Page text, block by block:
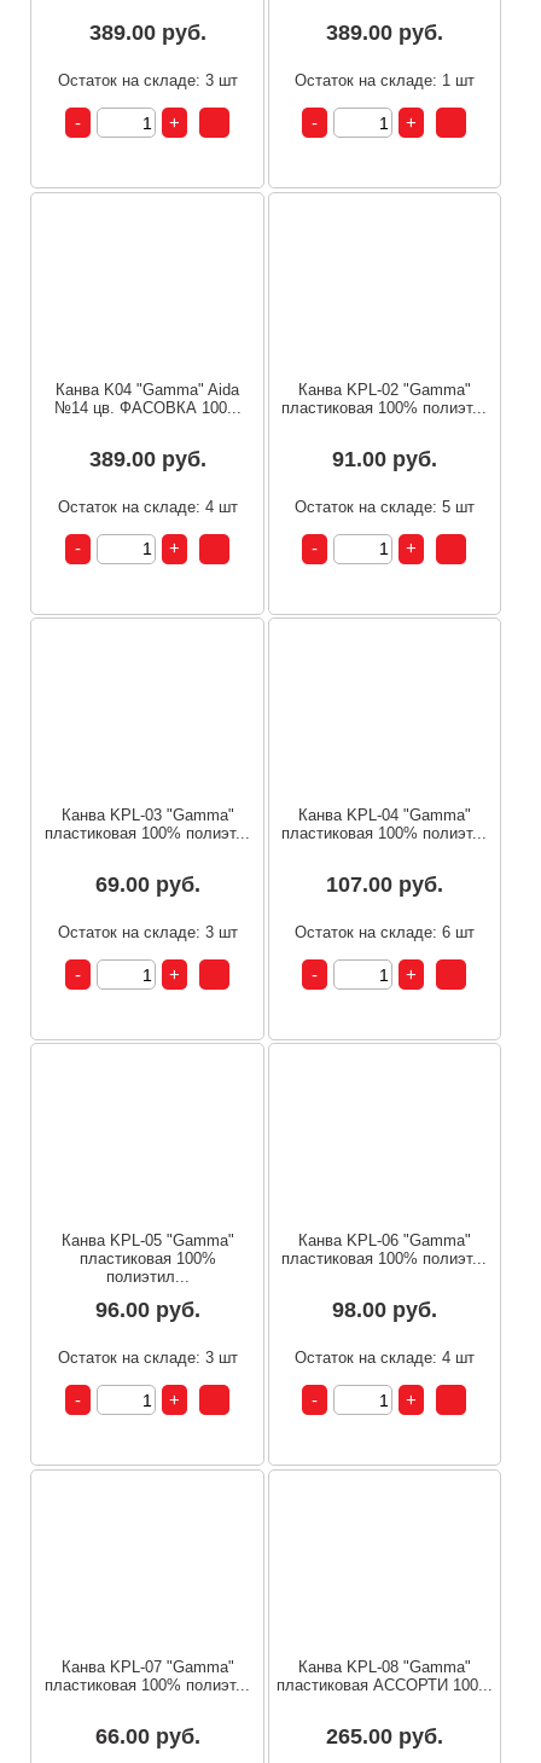
389.00 руб.
Остаток на складе: 3 шт
389.00 руб.
Остаток на складе: 1 шт
Канва K04 "Gamma" Aida
№14 цв. ФАСОВКА 100...
389.00 руб.
Остаток на складе: 4 шт
Канва KPL-02 "Gamma"
пластиковая 100% полиэт...
91.00 руб.
Остаток на складе: 5 шт
Канва KPL-03 "Gamma"
пластиковая 100% полиэт...
69.00 руб.
Остаток на складе: 3 шт
Канва KPL-04 "Gamma"
пластиковая 100% полиэт...
107.00 руб.
Остаток на складе: 6 шт
Канва KPL-05 "Gamma"
пластиковая 100%
полиэтил...
96.00 руб.
Остаток на складе: 3 шт
Канва KPL-06 "Gamma"
пластиковая 100% полиэт...
98.00 руб.
Остаток на складе: 4 шт
Канва KPL-07 "Gamma"
пластиковая 100% полиэт...
66.00 руб.
Канва KPL-08 "Gamma"
пластиковая АССОРТИ 100...
265.00 руб.